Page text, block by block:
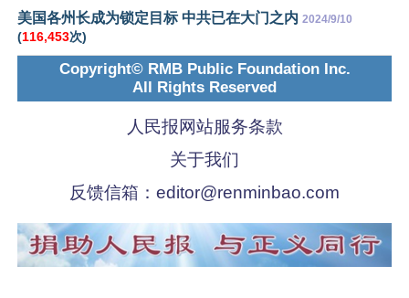
美国各州长成为锁定目标 中共已在大门之内 2024/9/10
(116,453次)
Copyright© RMB Public Foundation Inc.
All Rights Reserved
人民报网站服务条款
关于我们
反馈信箱： editor@renminbao.com